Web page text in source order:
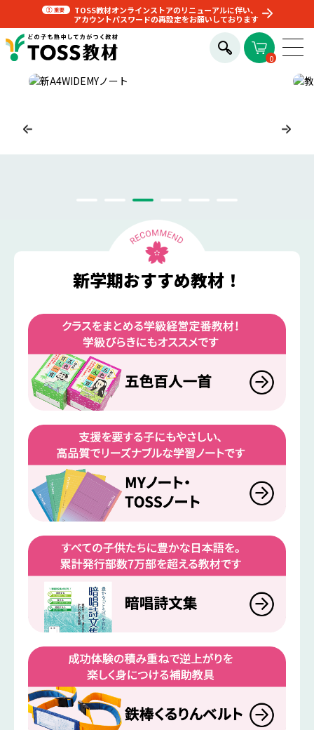
TOSS教材オンラインストアのリニューアルに伴い、
アカウントパスワードの再設定をお願いしております
0
新学期おすすめ教材！